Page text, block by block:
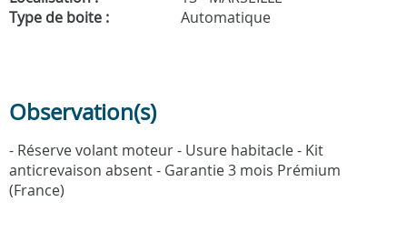
Type de boite :
Automatique
Observation(s)
- Réserve volant moteur - Usure habitacle - Kit
anticrevaison absent - Garantie 3 mois Prémium
(France)